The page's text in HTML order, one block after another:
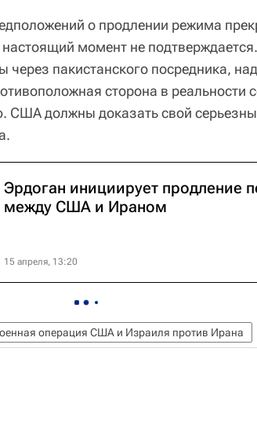
о продлении режима
момент не
через пакистанского посредника,
сторона в реальности
США должны доказать свой
Эрдоган инициирует продление
между США и Ираном
15 апреля, 13:20
операция США и Израиля против Ирана